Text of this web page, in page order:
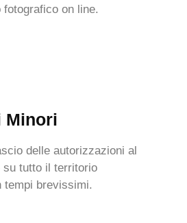
on line.
Minori
delle autorizzazioni al
su tutto il territorio
tempi brevissimi.